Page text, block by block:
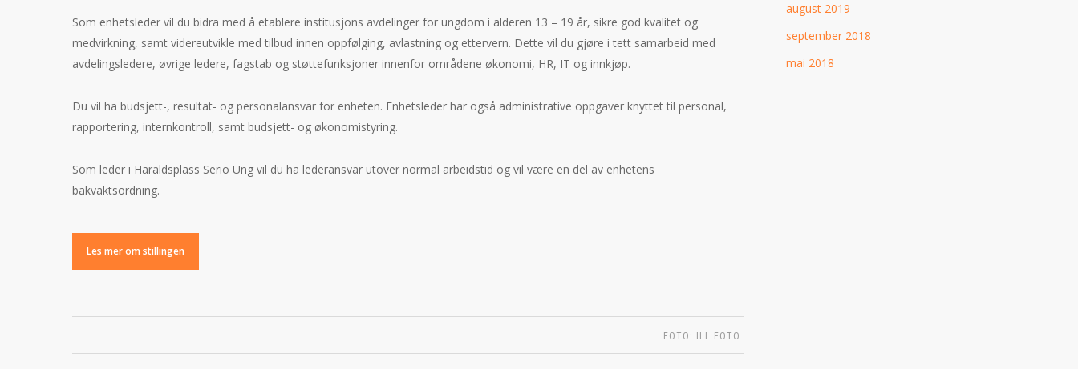
Som enhetsleder vil du bidra med å etablere institusjons avdelinger for ungdom i alderen 13 – 19 år, sikre god kvalitet og
medvirkning, samt videreutvikle med tilbud innen oppfølging, avlastning og ettervern. Dette vil du gjøre i tett samarbeid med
avdelingsledere, øvrige ledere, fagstab og støttefunksjoner innenfor områdene økonomi, HR, IT og innkjøp.
Du vil ha budsjett-, resultat- og personalansvar for enheten. Enhetsleder har også administrative oppgaver knyttet til personal,
rapportering, internkontroll, samt budsjett- og økonomistyring.
Som leder i Haraldsplass Serio Ung vil du ha lederansvar utover normal arbeidstid og vil være en del av enhetens
bakvaktsordning.
Les mer om stillingen
FOTO: ILL.FOTO
august 2019
september 2018
mai 2018